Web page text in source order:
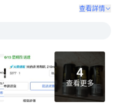
查看詳情
4
查看更多